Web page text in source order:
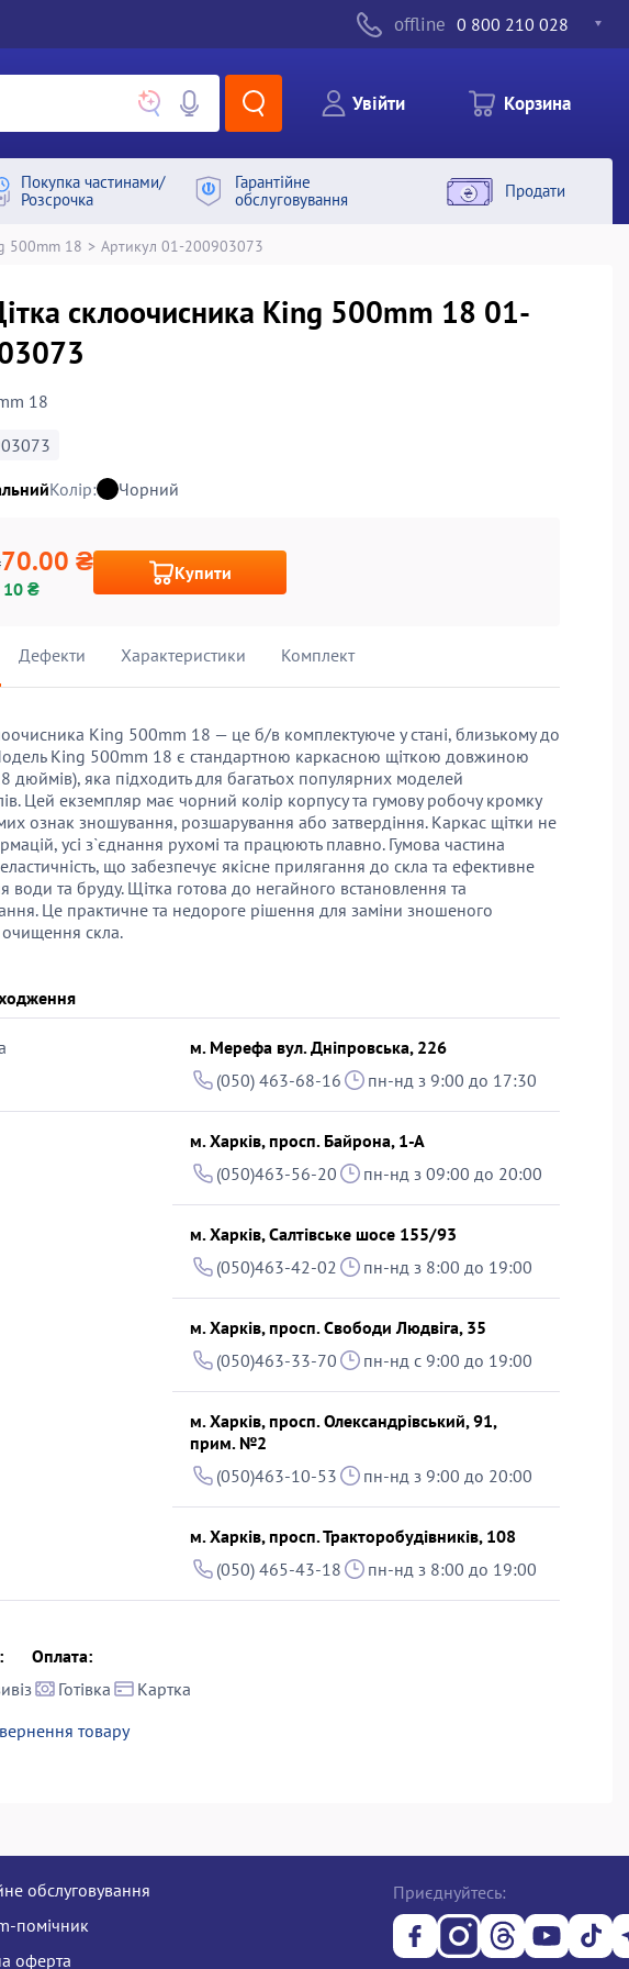
offline 0 800 210 028
Увiйти Корзина
Покупка частинами/
Розсрочка
Гарантiйне
обслуговування
Продати
500mm 18 > Артикул 01-200903073
склоочисника King 500mm 18 01-
18
Колір: Чорний
70.00 ₴
10 ₴
Купити
Дефекти Характеристики Комплект
King 500mm 18 — це б/в комплектуюче у стані, близькому до
King 500mm 18 є стандартною каркасною щіткою довжиною
дюймів), яка підходить для багатьох популярних моделей
Цей екземпляр має чорний колір корпусу та гумову робочу кромку
ознак зношування, розшарування або затвердіння. Каркас щітки не
усі з`єднання рухомі та працюють плавно. Гумова частина
що забезпечує якісне прилягання до скла та ефективне
води та бруду. Щітка готова до негайного встановлення та
Це практичне та недороге рішення для заміни зношеного
скла.
м. Мерефа вул. Дніпровська, 226
(050) 463-68-16
пн-нд з 9:00 до 17:30
м. Харків, просп. Байрона, 1-А
(050)463-56-20
пн-нд з 09:00 до 20:00
м. Харків, Салтівське шосе 155/93
(050)463-42-02
пн-нд з 8:00 до 19:00
м. Харків, просп. Свободи Людвіга, 35
(050)463-33-70
пн-нд с 9:00 до 19:00
м. Харків, просп. Олександрівський, 91,
прим. №2
(050)463-10-53
пн-нд з 9:00 до 20:00
м. Харків, просп. Тракторобудівників, 108
(050) 465-43-18
пн-нд з 8:00 до 19:00
Оплата:
Готівка
Картка
товару
обслуговування
помічник
оферта
Приєднуйтесь: